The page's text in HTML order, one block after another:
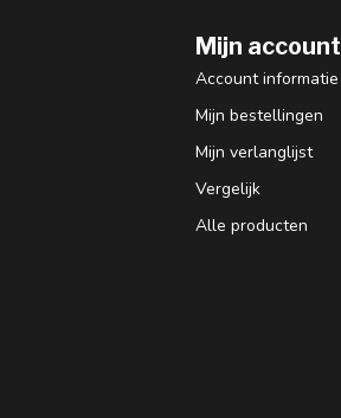
Mijn account
Account informatie
Mijn bestellingen
Mijn verlanglijst
Vergelijk
Alle producten